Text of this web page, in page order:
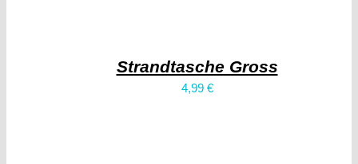
Strandtasche Gross
4,99 €